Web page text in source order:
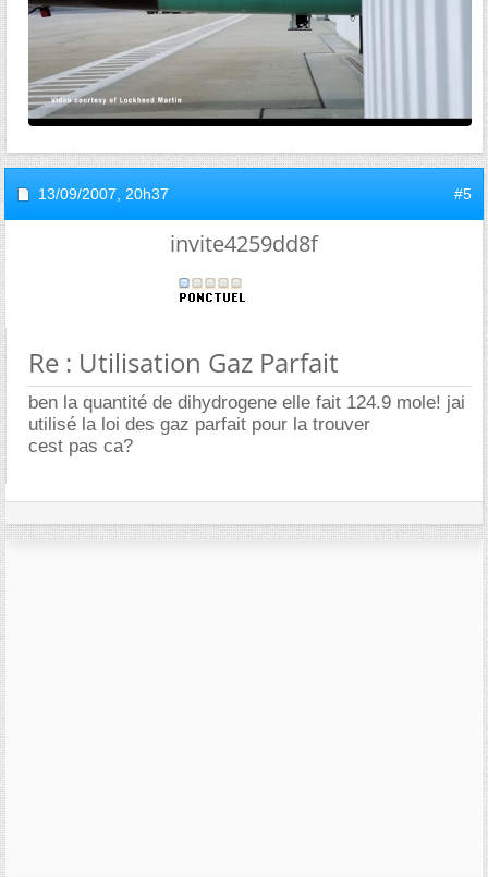
13/09/2007, 20h37 #5
invite4259dd8f
Re : Utilisation Gaz Parfait
ben la quantité de dihydrogene elle fait 124.9 mole! jai
utilisé la loi des gaz parfait pour la trouver
cest pas ca?